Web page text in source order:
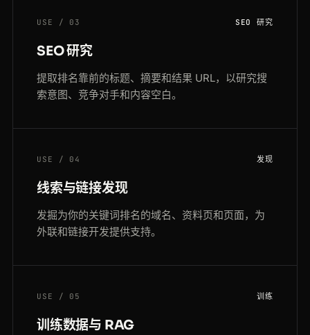
USE / 03 SEO 研究
SEO 研究
提取排名靠前的标题、摘要和结果 URL，以研究搜
索意图、竞争对手和内容空白。
USE / 04 发现
线索与链接发现
发掘为你的关键词排名的域名、资料页和页面，为
外联和链接开发提供支持。
USE / 05 训练
训练数据与 RAG